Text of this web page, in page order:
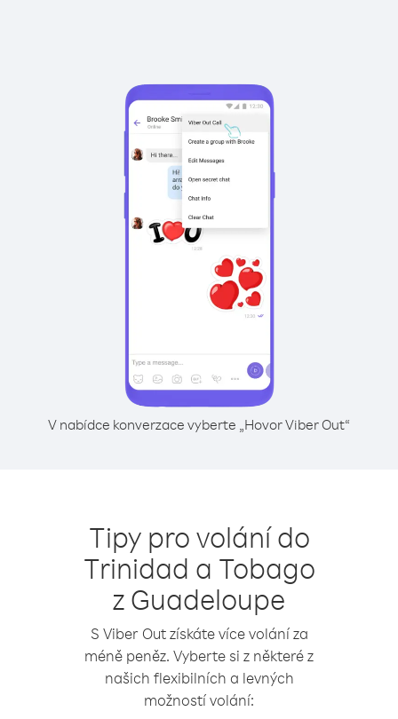
V nabídce konverzace vyberte „Hovor Viber Out“
Tipy pro volání do
Trinidad a Tobago
z Guadeloupe
S Viber Out získáte více volání za
méně peněz. Vyberte si z některé z
našich flexibilních a levných
možností volání: